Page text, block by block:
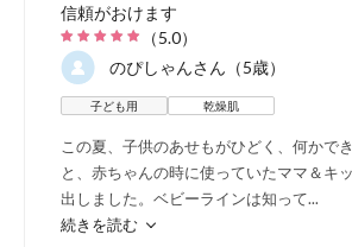
信頼がおけます
（5.0）
のぴしゃんさん（5歳）
子ども用 乾燥肌
この夏、子供のあせもがひどく、何かで
と、赤ちゃんの時に使っていたママ＆キ
出しました。ベビーラインは知って...
続きを読む